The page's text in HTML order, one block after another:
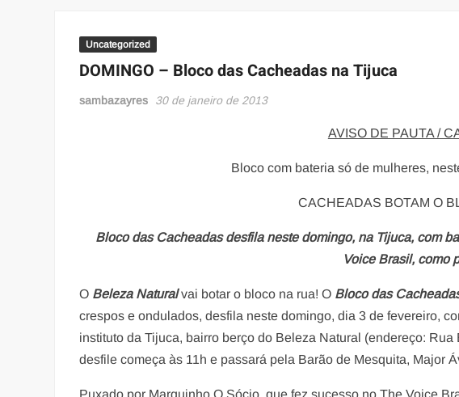
Uncategorized
DOMINGO – Bloco das Cacheadas na Tijuca
sambazayres 30 de janeiro de 2013
AVISO DE PAUTA /
Bloco com bateria só de mulheres,
CACHEADAS BOTAM O
Bloco das Cacheadas desfila neste domingo, na Tijuca, com
Voice Brasil, como
O Beleza Naturalvai botar o bloco na rua! O Bloco das
crespos e ondulados, desfila neste domingo, dia 3 de fevereiro,
instituto da Tijuca, bairro berço do Beleza Natural (endereço:
desfile começa às 11h e passará pela Barão de Mesquita, Major
Puxado por Marquinho O Sócio, que fez sucesso no The Voice